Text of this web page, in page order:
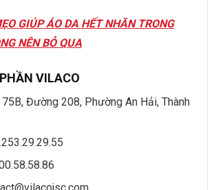
GIÚP ÁO DA HẾT NHĂN TRONG
NÊN BỎ QUA
VILACO
Đường 208, Phường An Hải, Thành